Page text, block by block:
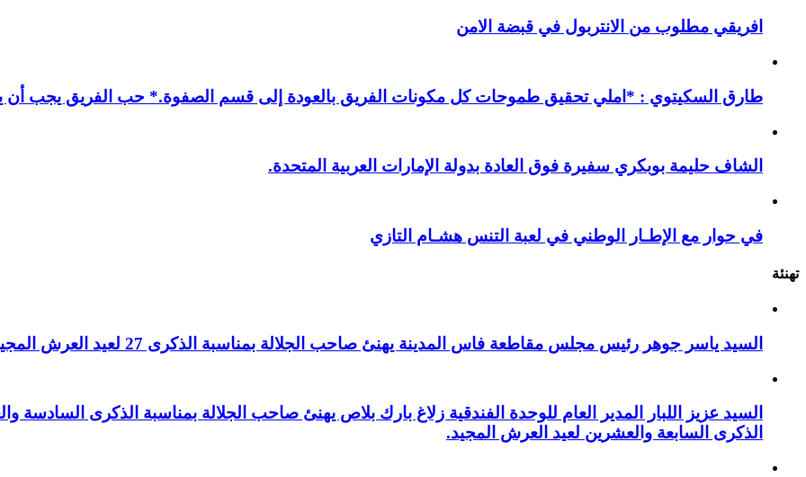
افريقي مطلوب من الانتربول في قبضة الامن
طارق السكيتوي : *املي تحقيق طموحات كل مكونات الفريق بالعودة إلى قسم الصفوة.* حب الفريق يجب أن
الشاف حليمة بوبكري سفيرة فوق العادة بدولة الإمارات العربية المتحدة.
في حوار مع الإطـار الوطني في لعبة التنس هشـام التازي
تهنئة
السيد ياسر جوهر رئيس مجلس مقاطعة فاس المدينة يهنئ صاحب الجلالة بمناسبة الذكرى 27 لعيد العرش المجيد.
السيد عزيز اللبار المدير العام للوحدة الفندقية زلاغ بارك بلاص يهنئ صاحب الجلالة بمناسبة الذكرى
الذكرى السابعة والعشرين لعيد العرش المجيد.